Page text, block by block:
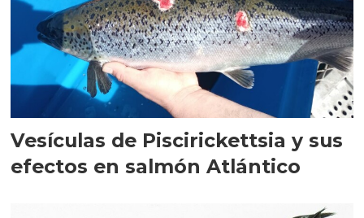
Vesículas de Piscirickettsia y sus
efectos en salmón Atlántico